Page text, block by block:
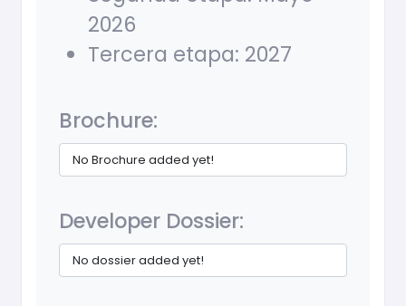
2026
Tercera etapa: 2027
Brochure:
No Brochure added yet!
Developer Dossier:
No dossier added yet!